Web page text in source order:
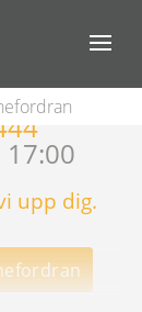
upp dig.